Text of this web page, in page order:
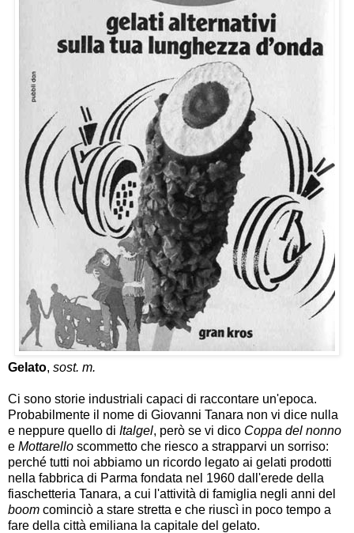
Gelato, sost. m.
Ci sono storie industriali capaci di raccontare un'epoca.
Probabilmente il nome di Giovanni Tanara non vi dice nulla
e neppure quello di Italgel, però se vi dico Coppa del nonno
e Mottarello scommetto che riesco a strapparvi un sorriso:
perché tutti noi abbiamo un ricordo legato ai gelati prodotti
nella fabbrica di Parma fondata nel 1960 dall'erede della
fiaschetteria Tanara, a cui l'attività di famiglia negli anni del
boom cominciò a stare stretta e che riuscì in poco tempo a
fare della città emiliana la capitale del gelato.